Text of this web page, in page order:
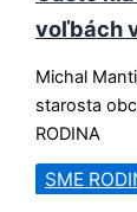
voľbách
Michal
starosta
RODINA
SME